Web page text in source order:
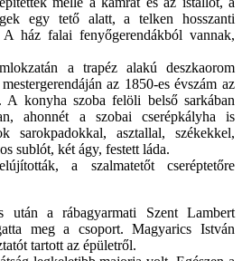
egy tető alatt, a telken hosszanti
ház falai fenyőgerendákból vannak,
a trapéz alakú deszkaorom
az 1850-es évszám az
A konyha szoba felöli belső sarkában
ahonnét a szobai cserépkályha is
sarokpadokkal, asztallal, székekkel,
sublót, két ágy, festett láda.
a szalmatetőt cseréptetőre
után a rábagyarmati Szent Lambert
meg a csoport. Magyarics István
tartott az épületről.